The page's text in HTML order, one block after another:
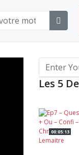
Les 5
00:05:13